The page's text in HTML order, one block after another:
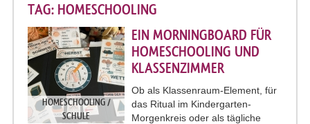
TAG: HOMESCHOOLING
HOMESCHOOLING /
SCHULE
EIN MORNINGBOARD FÜR
HOMESCHOOLING UND
KLASSENZIMMER
Ob als Klassenraum-Element, für
das Ritual im Kindergarten-
Morgenkreis oder als tägliche